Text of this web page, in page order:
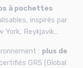
à pochettes
inspirés par
York, Reykjavik…
: plus de
GRS (Global